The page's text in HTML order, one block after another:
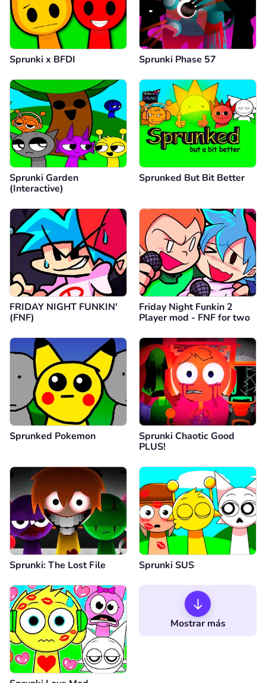
Sprunki x BFDI Sprunki Phase 57
Sprunki Garden
(Interactive)
Sprunked But Bit Better
FRIDAY NIGHT FUNKIN'
(FNF)
Friday Night Funkin 2
Player mod - FNF for two
Sprunked Pokemon
Sprunki Chaotic Good
PLUS!
Sprunki: The Lost File Sprunki SUS
Mostrar más